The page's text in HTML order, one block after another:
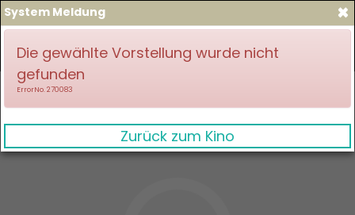
×
System Meldung
Die gewählte Vorstellung wurde nicht
gefunden
ErrorNo. 270083
Zurück zum Kino